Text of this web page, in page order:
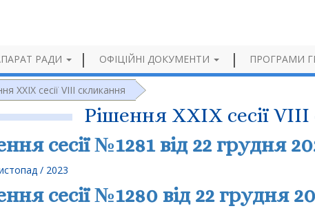
РАДИ ОФІЦІЙНІ ДОКУМЕНТИ ПРОГРАМИ
XXIX сесії VIII скликання
Рішення XXIX сесії
сесії №1281 від 22 грудня
/ 2023
сесії №1280 від 22 грудня